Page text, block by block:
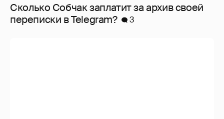
Сколько Собчак заплатит за архив своей
перeписки в Telegram?
3